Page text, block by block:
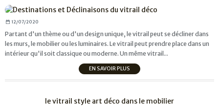
12/07/2020
Partant d'un thème ou d'un design unique, le vitrail peut se décliner dans
les murs, le mobilier ou les luminaires. Le vitrail peut prendre place dans un
intérieur qu'il soit classique ou moderne. Un même vitrail...
EN SAVOIR PLUS
le vitrail style art déco dans le mobilier